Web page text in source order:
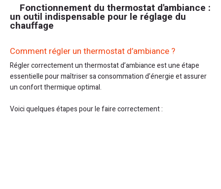
Fonctionnement du thermostat d'ambiance :
un outil indispensable pour le réglage du
chauffage
Comment régler un thermostat d’ambiance ?
Régler correctement un thermostat d’ambiance est une étape
essentielle pour maîtriser sa consommation d’énergie et assurer
un confort thermique optimal.
Voici quelques étapes pour le faire correctement :